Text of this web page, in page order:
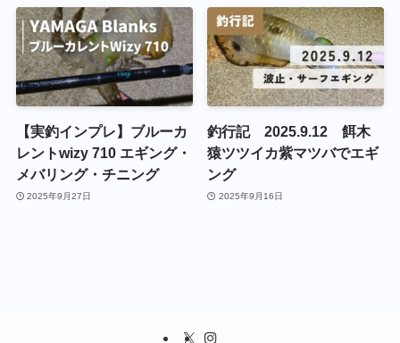
【実釣インプレ】ブルーカ
レントwizy 710 エギング・
メバリング・チニング
2025年9月27日
釣行記 2025.9.12 餌木
猿ツツイカ紫マツバでエギ
ング
2025年9月16日